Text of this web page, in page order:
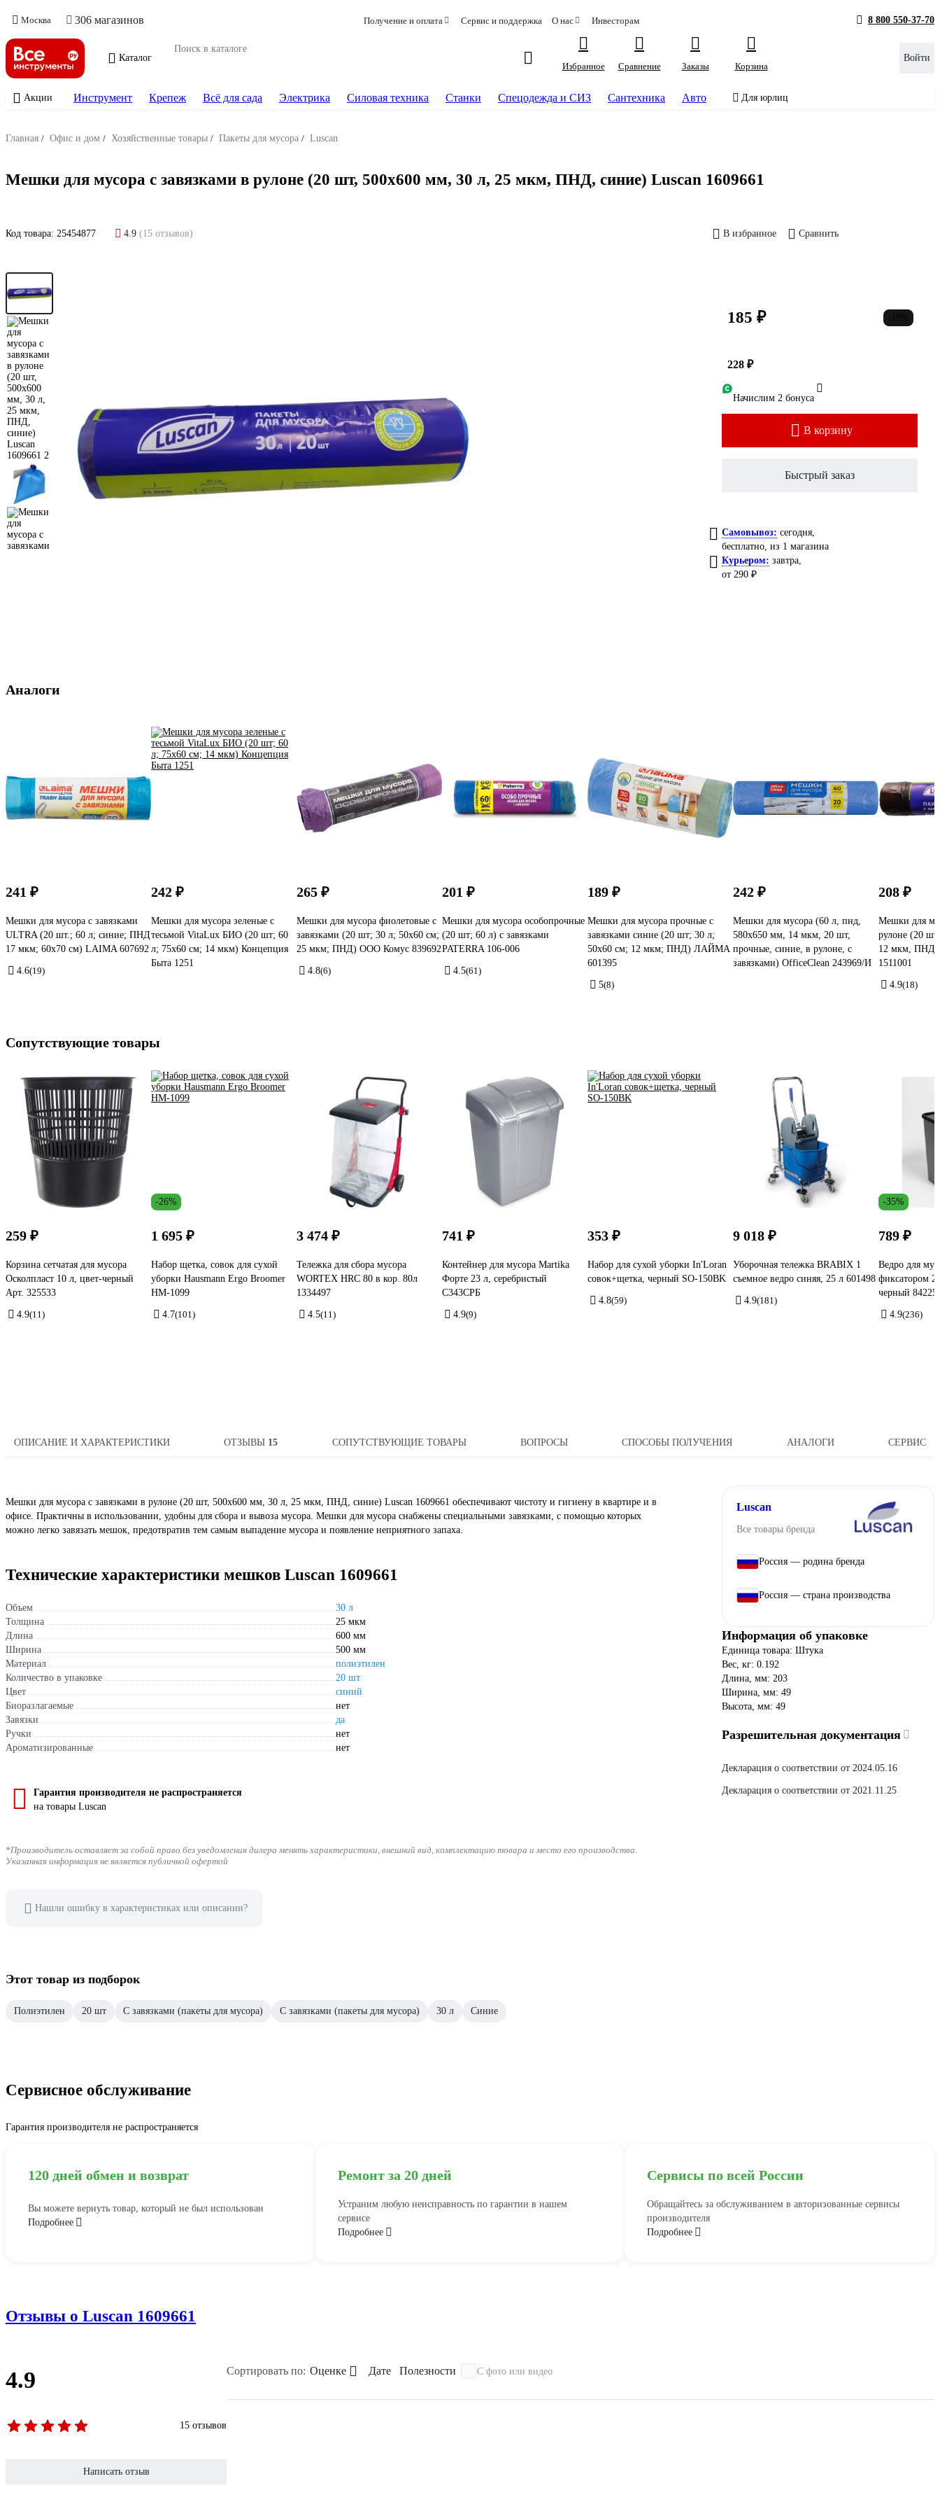
Москва 306 магазинов Получение и оплата Сервис и поддержка О нас Инвесторам 8 800 550-37-70
Каталог
Избранное
Сравнение Заказы Корзина
Войти
Акции Инструмент Крепеж Всё для сада Электрика Силовая техника Станки Спецодежда и СИЗ Сантехника Авто Для юрлиц
Главная / Офис и дом / Хозяйственные товары / Пакеты для мусора / Luscan
Мешки для мусора с завязками в рулоне (20 шт, 500х600 мм, 30 л, 25 мкм, ПНД, синие) Luscan 1609661
Код товара: 25454877 4.9 (15 отзывов) В избранное Сравнить
185 ₽
228 ₽
Начислим 2 бонуса
В корзину
Быстрый заказ
Самовывоз: сегодня,
бесплатно , из 1 магазина
Курьером: завтра,
от 290 ₽
Аналоги
241 ₽
Мешки для мусора с завязками
ULTRA (20 шт.; 60 л; синие; ПНД
17 мкм; 60x70 см) LAIMA 607692
4.6(19)
242 ₽
Мешки для мусора зеленые с
тесьмой VitaLux БИО (20 шт; 60
л; 75х60 см; 14 мкм) Концепция
Быта 1251
265 ₽
Мешки для мусора фиолетовые с
завязками (20 шт; 30 л; 50x60 см;
25 мкм; ПНД) ООО Комус 839692
4.8(6)
201 ₽
Мешки для мусора особопрочные
(20 шт; 60 л) с завязками
PATERRA 106-006
4.5(61)
189 ₽
Мешки для мусора прочные с
завязками синие (20 шт; 30 л;
50х60 см; 12 мкм; ПНД) ЛАЙМА
601395
5(8)
242 ₽
Мешки для мусора (60 л, пнд,
580х650 мм, 14 мкм, 20 шт,
прочные, синие, в рулоне, с
завязками) OfficeClean 243969/И
208 ₽
Мешки для
рулоне (20
12 мкм, ПНД,
1511001
4.9(18)
Сопутствующие товары
259 ₽
Корзина сетчатая для мусора
Осколпласт 10 л, цвет-черный
Арт. 325533
4.9(11)
-26%
1 695 ₽
Набор щетка, совок для сухой
уборки Hausmann Ergo Broomer
HM-1099
4.7(101)
3 474 ₽
Тележка для сбора мусора
WORTEX HRC 80 в кор. 80л
1334497
4.5(11)
741 ₽
Контейнер для мусора Martika
Форте 23 л, серебристый
С343СРБ
4.9(9)
353 ₽
Набор для сухой уборки In'Loran
совок+щетка, черный SO-150BK
4.8(59)
9 018 ₽
Уборочная тележка BRABIX 1
съемное ведро синяя, 25 л 601498
4.9(181)
-35%
789 ₽
Ведро для
фиксатором
черный
4.9(236)
ОПИСАНИЕ И ХАРАКТЕРИСТИКИ ОТЗЫВЫ 15 СОПУТСТВУЮЩИЕ ТОВАРЫ ВОПРОСЫ СПОСОБЫ ПОЛУЧЕНИЯ АНАЛОГИ СЕРВИС
Мешки для мусора с завязками в рулоне (20 шт, 500х600 мм, 30 л, 25 мкм, ПНД, синие) Luscan 1609661 обеспечивают чистоту и гигиену в квартире и в
офисе. Практичны в использовании, удобны для сбора и вывоза мусора. Мешки для мусора снабжены специальными завязками, с помощью которых
можно легко завязать мешок, предотвратив тем самым выпадение мусора и появление неприятного запаха.
Технические характеристики мешков Luscan 1609661
Объем
30 л
Толщина
25 мкм
Длина
600 мм
Ширина
500 мм
Материал
полиэтилен
Количество в упаковке
20 шт
Цвет
синий
Биоразлагаемые
нет
Завязки
да
Ручки
нет
Ароматизированные
нет
Гарантия производителя не распространяется
на товары Luscan
*Производитель оставляет за собой право без уведомления дилера менять характеристики, внешний вид, комплектацию товара и место его производства.
Указанная информация не является публичной офертой
Нашли ошибку в характеристиках или описании?
Luscan
Все товары бренда
Россия — родина бренда
Россия — страна производства
Информация об упаковке
Единица товара: Штука
Вес, кг: 0.192
Длина, мм: 203
Ширина, мм: 49
Высота, мм: 49
Разрешительная документация
Декларация о соответствии от 2024.05.16
Декларация о соответствии от 2021.11.25
Этот товар из подборок
Полиэтилен 20 шт С завязками (пакеты для мусора) С завязками (пакеты для мусора) 30 л Синие
Сервисное обслуживание
Гарантия производителя не распространяется
120 дней обмен и возврат
Вы можете вернуть товар, который не был использован
Подробнее
Ремонт за 20 дней
Устраним любую неисправность по гарантии в нашем
сервисе
Подробнее
Сервисы по всей России
Обращайтесь за обслуживанием в авторизованные сервисы
производителя
Подробнее
Отзывы о Luscan 1609661
4.9
15 отзывов
Написать отзыв
Сортировать по: Оценке Дате Полезности С фото или видео